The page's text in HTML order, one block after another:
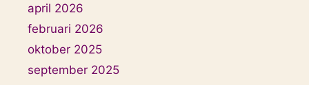
april 2026
februari 2026
oktober 2025
september 2025